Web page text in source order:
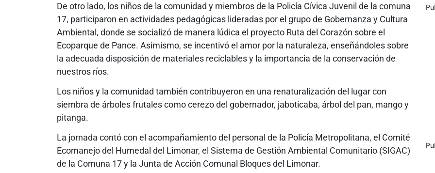
De otro lado, los niños de la comunidad y miembros de la Policía Cívica Juvenil de la comuna
17, participaron en actividades pedagógicas lideradas por el grupo de Gobernanza y Cultura
Ambiental, donde se socializó de manera lúdica el proyecto Ruta del Corazón sobre el
Ecoparque de Pance. Asimismo, se incentivó el amor por la naturaleza, enseñándoles sobre
la adecuada disposición de materiales reciclables y la importancia de la conservación de
nuestros ríos.
Los niños y la comunidad también contribuyeron en una renaturalización del lugar con
siembra de árboles frutales como cerezo del gobernador, jaboticaba, árbol del pan, mango y
pitanga.
La jornada contó con el acompañamiento del personal de la Policía Metropolitana, el Comité
Ecomanejo del Humedal del Limonar, el Sistema de Gestión Ambiental Comunitario (SIGAC)
de la Comuna 17 y la Junta de Acción Comunal Bloques del Limonar.